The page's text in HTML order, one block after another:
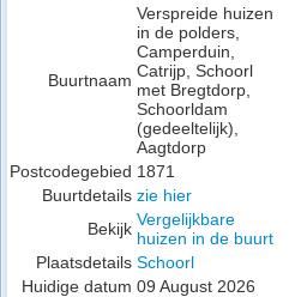
Buurtnaam
Verspreide huizen
in de polders,
Camperduin,
Catrijp, Schoorl
met Bregtdorp,
Schoorldam
(gedeeltelijk),
Aagtdorp
Postcodegebied 1871
Buurtdetails zie hier
Bekijk Vergelijkbare
huizen in de buurt
Plaatsdetails Schoorl
Huidige datum 09 August 2026